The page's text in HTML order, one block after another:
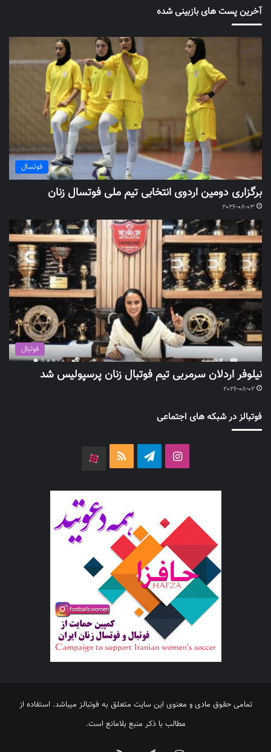
آخرین پست های بازبینی شده
فوتسال
برگزاری دومین اردوی انتخابی تیم ملی فوتسال زنان
2026-08-03
فوتبال
نیلوفر اردلان سرمربی تیم فوتبال زنان پرسپولیس شد
2026-08-02
فوتبالز در شبکه های اجتماعی
اینستاگرامتلگرام خوراک
تمامی حقوق مادی و معنوی این سایت متعلق به فوتبالز میباشد. استفاده از
مطالب با ذکر منبع بلامانع است.